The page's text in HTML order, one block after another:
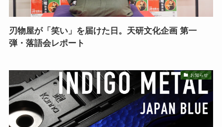
刃物屋が「笑い」を届けた日。天研文化企画 第一
弾・落語会レポート
お知らせ